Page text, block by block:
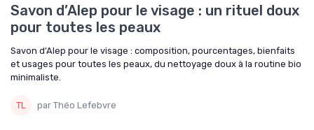
Savon d’Alep pour le visage : un rituel doux
pour toutes les peaux
Savon d’Alep pour le visage : composition, pourcentages, bienfaits
et usages pour toutes les peaux, du nettoyage doux à la routine bio
minimaliste.
par Théo Lefebvre